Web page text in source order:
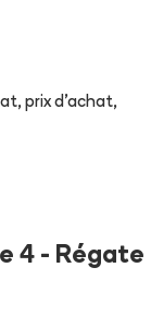
prix d'achat,
4 - Régate